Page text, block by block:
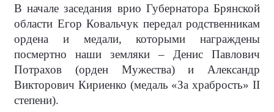
В начале заседания врио Губернатора Брянской
области Егор Ковальчук передал родственникам
ордена и медали, которыми награждены
посмертно наши земляки – Денис Павлович
Потрахов (орден Мужества) и Александр
Викторович Кириенко (медаль «За храбрость» II
степени).